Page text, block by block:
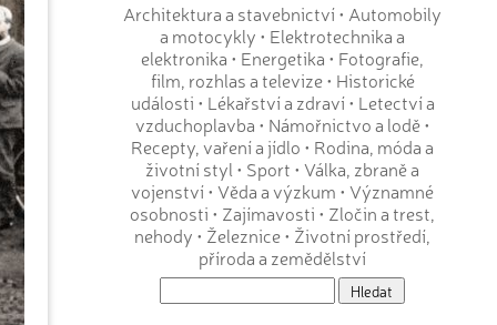
Architektura a stavebnictví• Automobily
a motocykly • Elektrotechnika a
elektronika • Energetika • Fotografie,
film, rozhlas a televize• Historické
události • Lékařství a zdraví• Letectví a
vzduchoplavba • Námořnictvo a lodě•
Recepty, vaření a jídlo • Rodina, móda a
životní styl • Sport • Válka, zbraně a
vojenství• Věda a výzkum • Významné
osobnosti • Zajímavosti • Zločin a trest,
nehody • Železnice• Životní prostředí,
příroda a zemědělství